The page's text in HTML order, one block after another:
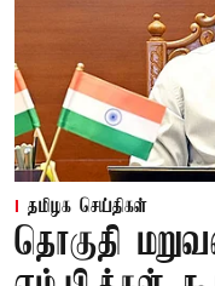
தமிழக செய்திகள்
தொகுதி